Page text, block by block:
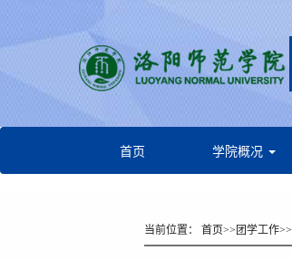
首页 学院概况
当前位置： 首页>> 团学工作>>